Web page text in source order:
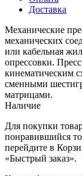
Доставка
Механические
механических
или кабельная
опрессовки.
кинематическим
сменными
матрицами.
Наличие
Для покупки
понравившийся
перейдите в
«Быстрый заказ».